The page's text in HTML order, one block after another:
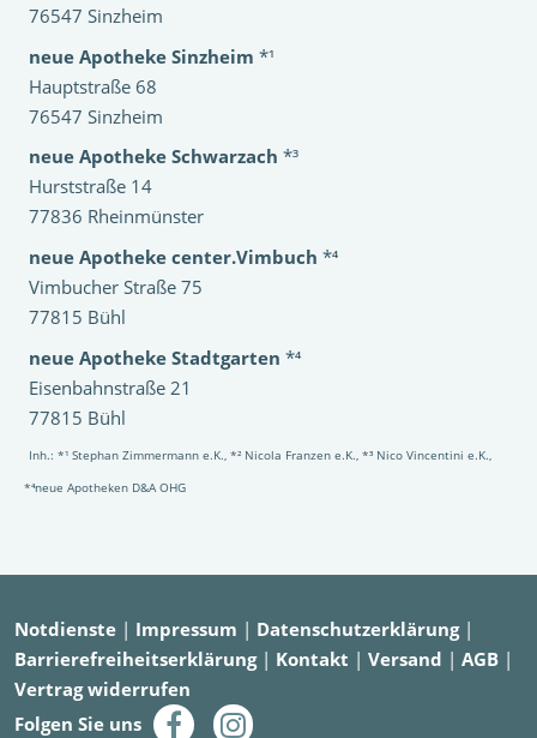
76547 Sinzheim
neue Apotheke Sinzheim *¹
Hauptstraße 68
76547 Sinzheim
neue Apotheke Schwarzach *³
Hurststraße 14
77836 Rheinmünster
neue Apotheke center.Vimbuch *⁴
Vimbucher Straße 75
77815 Bühl
neue Apotheke Stadtgarten *⁴
Eisenbahnstraße 21
77815 Bühl
Inh.: *¹ Stephan Zimmermann e.K., *² Nicola Franzen e.K., *³ Nico Vincentini e.K.,
*⁴neue Apotheken D&A OHG
Notdienste | Impressum | Datenschutzerklärung|
Barrierefreiheitserklärung| Kontakt | Versand | AGB |
Vertrag widerrufen
Folgen Sie uns